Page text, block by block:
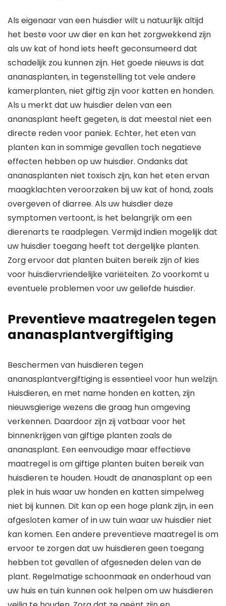
Als eigenaar van een huisdier wilt u natuurlijk altijd
het beste voor uw dier en kan het zorgwekkend zijn
als uw kat of hond iets heeft geconsumeerd dat
schadelijk zou kunnen zijn. Het goede nieuws is dat
ananasplanten, in tegenstelling tot vele andere
kamerplanten, niet giftig zijn voor katten en honden.
Als u merkt dat uw huisdier delen van een
ananasplant heeft gegeten, is dat meestal niet een
directe reden voor paniek. Echter, het eten van
planten kan in sommige gevallen toch negatieve
effecten hebben op uw huisdier. Ondanks dat
ananasplanten niet toxisch zijn, kan het eten ervan
maagklachten veroorzaken bij uw kat of hond, zoals
overgeven of diarree. Als uw huisdier deze
symptomen vertoont, is het belangrijk om een
dierenarts te raadplegen. Vermijd indien mogelijk dat
uw huisdier toegang heeft tot dergelijke planten.
Zorg ervoor dat planten buiten bereik zijn of kies
voor huisdiervriendelijke variëteiten. Zo voorkomt u
eventuele problemen voor uw geliefde huisdier.
Preventieve maatregelen tegen
ananasplantvergiftiging
Beschermen van huisdieren tegen
ananasplantvergiftiging is essentieel voor hun welzijn.
Huisdieren, en met name honden en katten, zijn
nieuwsgierige wezens die graag hun omgeving
verkennen. Daardoor zijn zij vatbaar voor het
binnenkrijgen van giftige planten zoals de
ananasplant. Een eenvoudige maar effectieve
maatregel is om giftige planten buiten bereik van
huisdieren te houden. Houdt de ananasplant op een
plek in huis waar uw honden en katten simpelweg
niet bij kunnen. Dit kan op een hoge plank zijn, in een
afgesloten kamer of in uw tuin waar uw huisdier niet
kan komen. Een andere preventieve maatregel is om
ervoor te zorgen dat uw huisdieren geen toegang
hebben tot gevallen of afgesneden delen van de
plant. Regelmatige schoonmaak en onderhoud van
uw huis en tuin kunnen ook helpen om uw huisdieren